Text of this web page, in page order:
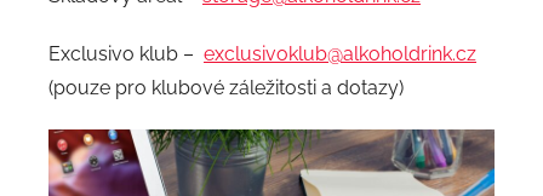
Exclusivo klub – exclusivoklub@alkoholdrink.cz
(pouze pro klubové záležitosti a dotazy)